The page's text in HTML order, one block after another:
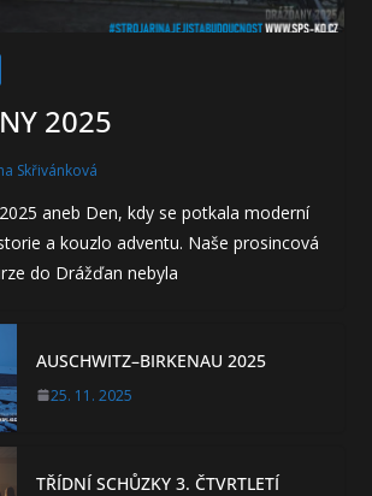
2025
Skřivánková
aneb Den, kdy se potkala moderní
a kouzlo adventu. Naše prosincová
do Drážďan nebyla
AUSCHWITZ–BIRKENAU 2025
25. 11. 2025
TŘÍDNÍ SCHŮZKY 3. ČTVRTLETÍ